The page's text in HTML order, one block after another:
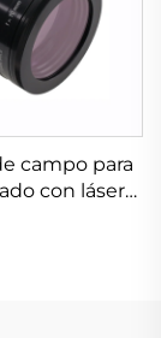
campo para
con láser